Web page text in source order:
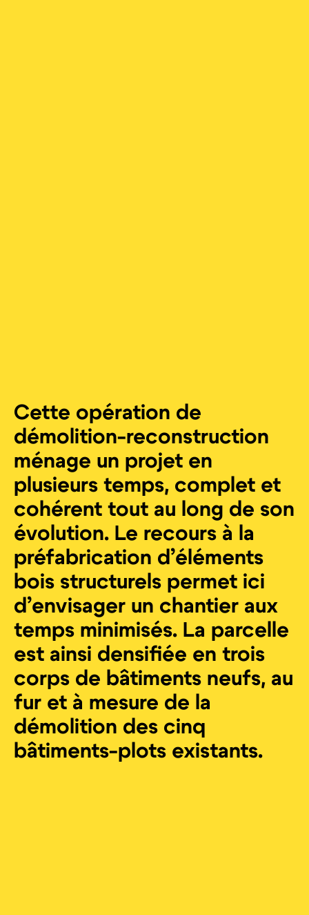
Cette opération de
démolition-reconstruction
ménage un projet en
plusieurs temps, complet et
cohérent tout au long de son
évolution. Le recours à la
préfabrication d’éléments
bois structurels permet ici
d’envisager un chantier aux
temps minimisés. La parcelle
est ainsi densifiée en trois
corps de bâtiments neufs, au
fur et à mesure de la
démolition des cinq
bâtiments-plots existants.